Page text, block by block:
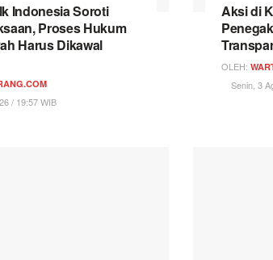
Indonesia Soroti
Proses Hukum
Harus Dikawal
/ 19:57 WIB
Aksi di
OLEH:
Senin, 3